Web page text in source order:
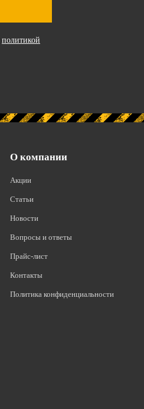
политикой
О компании
Акции
Статьи
Новости
Вопросы и ответы
Прайс-лист
Контакты
Политика конфиденциальности